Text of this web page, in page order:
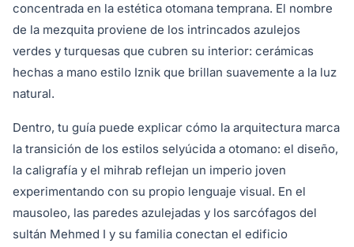
concentrada en la estética otomana temprana. El nombre
de la mezquita proviene de los intrincados azulejos
verdes y turquesas que cubren su interior: cerámicas
hechas a mano estilo Iznik que brillan suavemente a la luz
natural.
Dentro, tu guía puede explicar cómo la arquitectura marca
la transición de los estilos selyúcida a otomano: el diseño,
la caligrafía y el mihrab reflejan un imperio joven
experimentando con su propio lenguaje visual. En el
mausoleo, las paredes azulejadas y los sarcófagos del
sultán Mehmed I y su familia conectan el edificio